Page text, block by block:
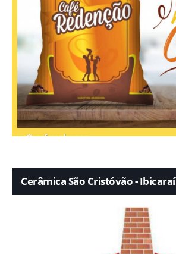
Cerâmica São Cristóvão - Ibicaraí